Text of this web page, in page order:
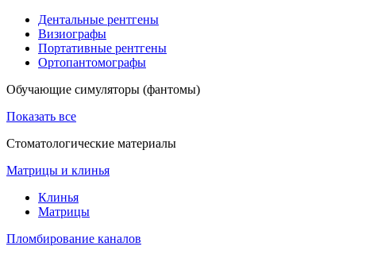
Дентальные рентгены
Визиографы
Портативные рентгены
Ортопантомографы
Обучающие симуляторы (фантомы)
Показать все
Стоматологические материалы
Матрицы и клинья
Клинья
Матрицы
Пломбирование каналов